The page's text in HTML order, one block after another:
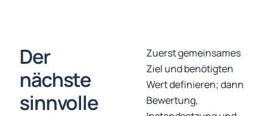
Der
nächste
sinnvolle
Zuerst gemeinsames
Ziel und benötigten
Wert definieren; dann
Bewertung,